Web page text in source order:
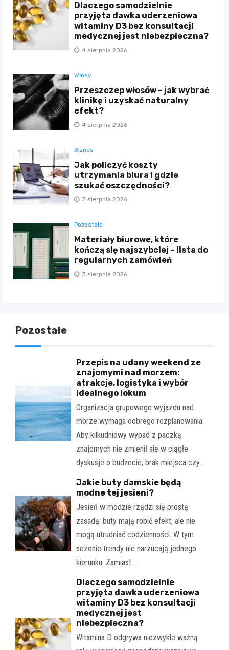
Dlaczego samodzielnie
przyjęta dawka uderzeniowa
witaminy D3 bez konsultacji
medycznej jest niebezpieczna?
4 sierpnia 2026
Włosy
Przeszczep włosów – jak wybrać
klinikę i uzyskać naturalny
efekt?
4 sierpnia 2026
Biznes
Jak policzyć koszty
utrzymania biura i gdzie
szukać oszczędności?
3 sierpnia 2026
Pozostałe
Materiały biurowe, które
kończą się najszybciej – lista do
regularnych zamówień
3 sierpnia 2026
Pozostałe
Przepis na udany weekend ze
znajomymi nad morzem:
atrakcje, logistyka i wybór
idealnego lokum
Organizacja grupowego wyjazdu nad
morze wymaga dobrego rozplanowania.
Aby kilkudniowy wypad z paczką
znajomych nie zmienił się w ciągłe
dyskusje o budżecie, brak miejsca czy…
Jakie buty damskie będą
modne tej jesieni?
Jesień w modzie rządzi się prostą
zasadą: buty mają robić efekt, ale nie
mogą utrudniać codzienności. W tym
sezonie trendy nie narzucają jednego
kierunku. Zamiast…
Dlaczego samodzielnie
przyjęta dawka uderzeniowa
witaminy D3 bez konsultacji
medycznej jest
niebezpieczna?
Witamina D odgrywa niezwykle ważną